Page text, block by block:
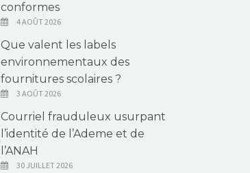
conformes
4 AOÛT 2026
Que valent les labels
environnementaux des
fournitures scolaires ?
3 AOÛT 2026
Courriel frauduleux usurpant
l’identité de l’Ademe et de
l’ANAH
30 JUILLET 2026